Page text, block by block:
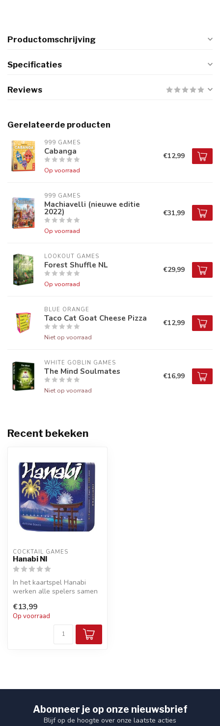
Productomschrijving
Specificaties
Reviews
Gerelateerde producten
999 GAMES
Cabanga
Op voorraad
€12,99
999 GAMES
Machiavelli (nieuwe editie
2022)
Op voorraad
€31,99
LOOKOUT GAMES
Forest Shuffle NL
Op voorraad
€29,99
BLUE ORANGE
Taco Cat Goat Cheese Pizza
Niet op voorraad
€12,99
WHITE GOBLIN GAMES
The Mind Soulmates
Niet op voorraad
€16,99
Recent bekeken
COCKTAIL GAMES
Hanabi Nl
In het kaartspel Hanabi
werken alle spelers samen
te ma...
€13,99
Op voorraad
Abonneer je op onze nieuwsbrief
Blijf op de hoogte over onze laatste acties